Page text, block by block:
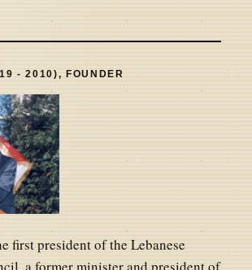
- 2010), FOUNDER
first president of the Lebanese